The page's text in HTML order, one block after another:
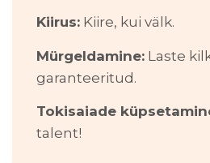
Kiirus: Kiire, kui välk.
Mürgeldamine: Laste
garanteeritud.
Tokisaiade
talent!